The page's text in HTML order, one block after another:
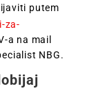
putem
za-
a na mail
NBG.